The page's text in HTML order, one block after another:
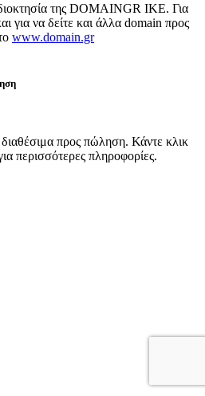
της DOMAINGR ΙΚΕ. Για
για να δείτε και άλλα domain προς
www.domain.gr
προς πώληση. Κάντε κλικ
περισσότερες πληροφορίες.